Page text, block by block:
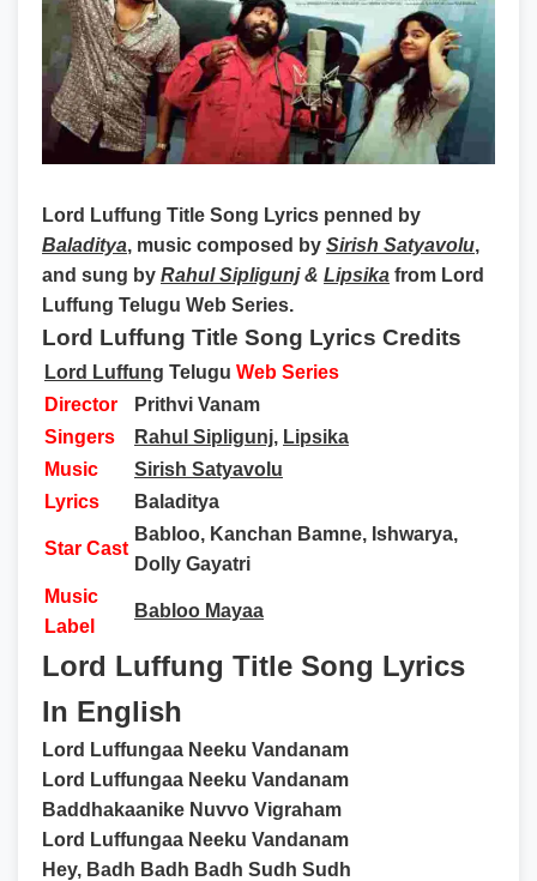
Lord Luffung Title Song Lyrics penned by
Baladitya, music composed by Sirish Satyavolu,
and sung by Rahul Sipligunj& Lipsika from Lord
Luffung Telugu Web Series.
Lord Luffung Title Song Lyrics Credits
Lord Luffung Telugu Web Series
Director
Prithvi Vanam
Singers
Rahul Sipligunj, Lipsika
Music
Sirish Satyavolu
Lyrics
Baladitya
Star Cast
Babloo, Kanchan Bamne, Ishwarya,
Dolly Gayatri
Music
Label
Babloo Mayaa
Lord Luffung Title Song Lyrics
In English
Lord Luffungaa Neeku Vandanam
Lord Luffungaa Neeku Vandanam
Baddhakaanike Nuvvo Vigraham
Lord Luffungaa Neeku Vandanam
Hey, Badh Badh Badh Sudh Sudh